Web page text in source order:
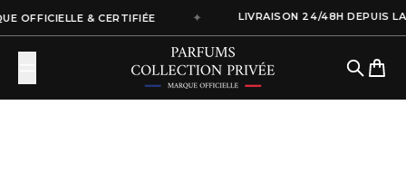
OFFICIELLE & CERTIFIÉE ✦ LIVRAISON 24/48H DEPUIS LA
Parfums Collection Privée
Panier